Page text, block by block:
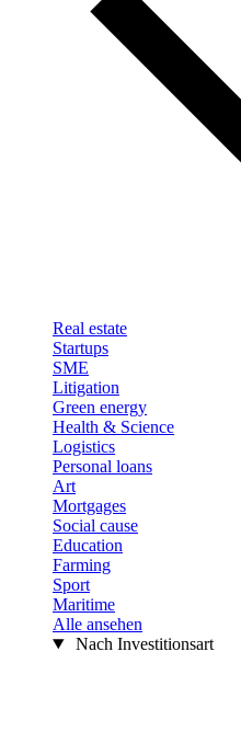
Real estate
Startups
SME
Litigation
Green energy
Health & Science
Logistics
Personal loans
Art
Mortgages
Social cause
Education
Farming
Sport
Maritime
Alle ansehen
Nach Investitionsart